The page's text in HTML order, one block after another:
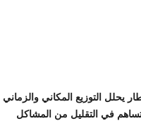
يحلل التوزيع المكاني والزماني
تساهم في التقليل من المشاكل